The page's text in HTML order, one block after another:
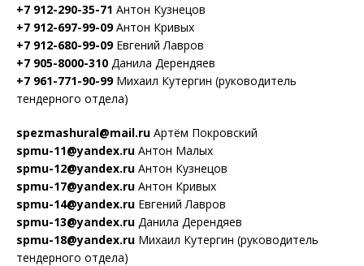
+7 912-290-35-71 Антон Кузнецов
+7 912-697-99-09Антон Кривых
+7 912-680-99-09Евгений Лавров
+7 905-8000-310 Данила Дерендяев
+7 961-771-90-99Михаил Кутергин (руководитель
тендерного отдела)
spezmashural@mail.ru Артём Покровский
spmu-11@yandex.ru Антон Малых
spmu-12@yandex.ru Антон Кузнецов
spmu-17@yandex.ru Антон Кривых
spmu-14@yandex.ru Евгений Лавров
spmu-13@yandex.ru Данила Дерендяев
spmu-18@yandex.ru Михаил Кутергин (руководитель
тендерного отдела)